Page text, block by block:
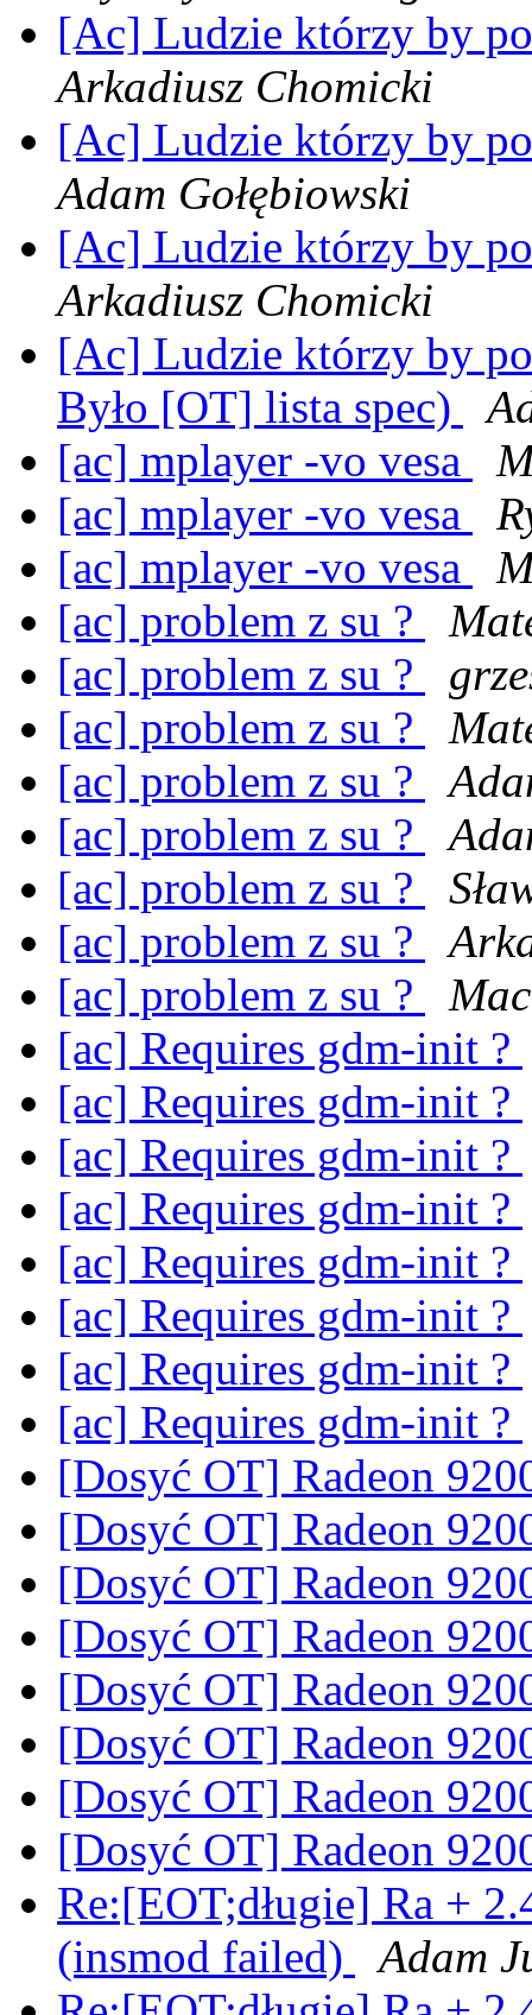
[Ac] Ludzie którzy by
Arkadiusz Chomicki
[Ac] Ludzie którzy by
Adam Gołębiowski
[Ac] Ludzie którzy by
Arkadiusz Chomicki
[Ac] Ludzie którzy by
Było [OT] lista spec)
[ac] mplayer -vo vesa
[ac] mplayer -vo vesa
[ac] mplayer -vo vesa
[ac] problem z su ?
[ac] problem z su ?
[ac] problem z su ?
[ac] problem z su ?
[ac] problem z su ?
[ac] problem z su ?
[ac] problem z su ?
[ac] problem z su ?
[ac] Requires gdm-init ?
[ac] Requires gdm-init ?
[ac] Requires gdm-init ?
[ac] Requires gdm-init ?
[ac] Requires gdm-init ?
[ac] Requires gdm-init ?
[ac] Requires gdm-init ?
[ac] Requires gdm-init ?
[Dosyć OT] Radeon
[Dosyć OT] Radeon
[Dosyć OT] Radeon
[Dosyć OT] Radeon
[Dosyć OT] Radeon
[Dosyć OT] Radeon
[Dosyć OT] Radeon
[Dosyć OT] Radeon
Re:[EOT;długie] Ra +
(insmod failed)
Adam